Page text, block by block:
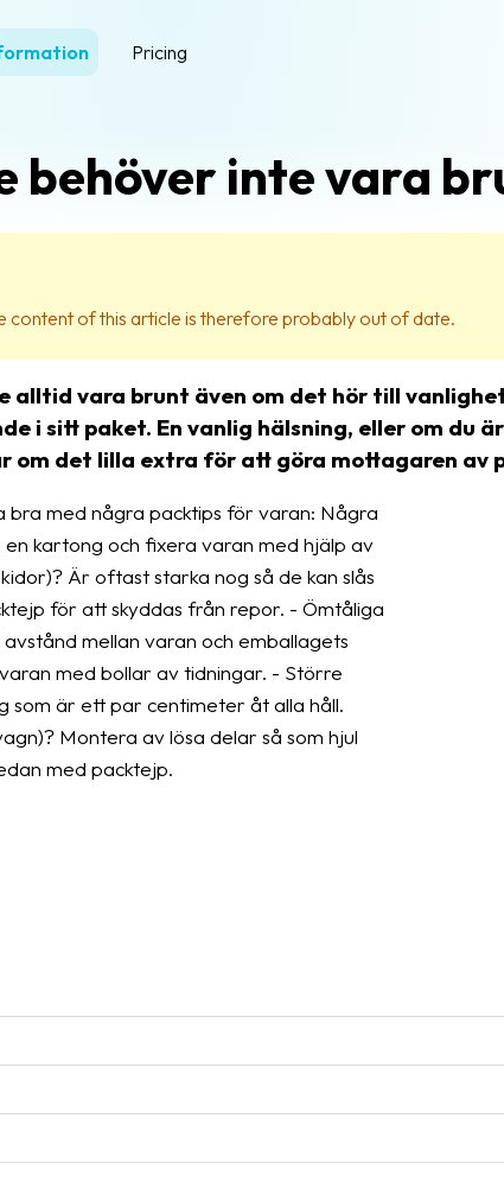
Pricing
behöver inte vara
content of this article is therefore probably out of date.
alltid vara brunt även om det hör till
i sitt paket. En vanlig hälsning, eller om du
om det lilla extra för att göra mottagaren av
bra med några packtips för varan: Några
kartong och fixera varan med hjälp av
Är oftast starka nog så de kan slås
för att skyddas från repor. - Ömtåliga
mellan varan och emballagets
med bollar av tidningar. - Större
som är ett par centimeter åt alla håll.
Montera av lösa delar så som hjul
med packtejp.